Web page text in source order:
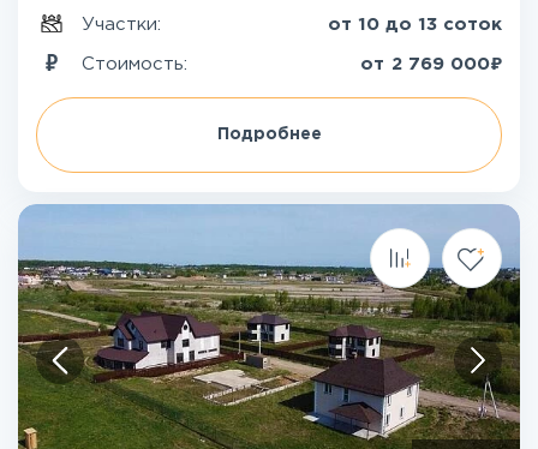
Участки: от 10 до 13 соток
Стоимость: от 2 769 000₽
Подробнее